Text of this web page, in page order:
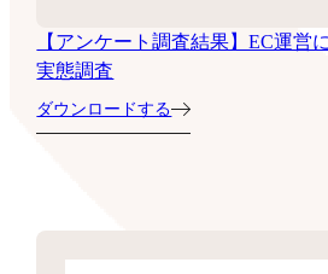
【アンケート調査結果】EC運営
実態調査
ダウンロードする